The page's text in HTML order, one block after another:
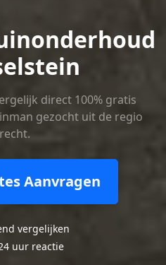
direct 100% gratis
gezocht uit de regio
Aanvragen
vergelijken
uur reactie